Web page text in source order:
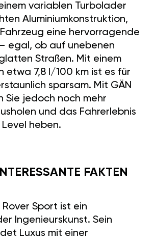
variablen Turbolader
Aluminiumkonstruktion,
eine hervorragende
egal, ob auf unebenen
Straßen. Mit einem
etwa 7,8 l/100 km ist es für
sparsam. Mit GÄN
Sie jedoch noch mehr
und das Fahrerlebnis
heben.
FAKTEN
Sport ist ein
Ingenieurskunst. Sein
Luxus mit einer